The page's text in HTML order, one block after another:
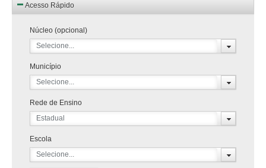
Acesso Rápido
Núcleo (opcional)
Selecione...
Município
Selecione...
Rede de Ensino
Estadual
Escola
Selecione...